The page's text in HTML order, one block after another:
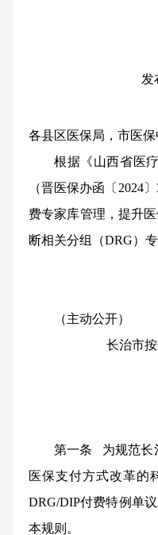
发
各县区医保局，市医保
根据《山西省医
（晋医保办函〔2024
费专家库管理，提升
断相关分组（DRG）
（主动公开）
长治市
第一条 为规范长
医保支付方式改革的
DRG/DIP付费特例单
本规则。